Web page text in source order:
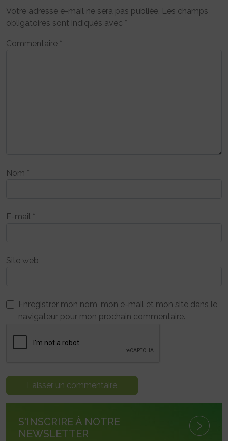
Votre adresse e-mail ne sera pas publiée. Les champs
obligatoires sont indiqués avec *
Commentaire *
Nom *
E-mail *
Site web
Enregistrer mon nom, mon e-mail et mon site dans le
navigateur pour mon prochain commentaire.
S'INSCRIRE À NOTRE
NEWSLETTER